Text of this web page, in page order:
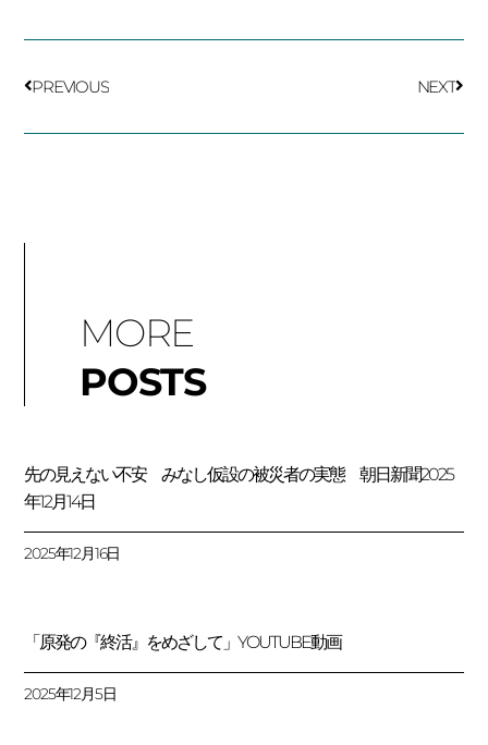
PREVIOUS
NEXT
MORE
POSTS
先の見えない不安 みなし仮設の被災者の実態 朝日新聞2025
年12月14日
2025年12月16日
「原発の『終活』をめざして」YOUTUBE動画
2025年12月5日